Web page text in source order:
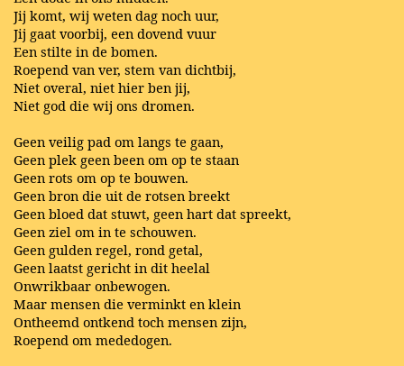
Jij komt, wij weten dag noch uur,
Jij gaat voorbij, een dovend vuur
Een stilte in de bomen.
Roepend van ver, stem van dichtbij,
Niet overal, niet hier ben jij,
Niet god die wij ons dromen.
Geen veilig pad om langs te gaan,
Geen plek geen been om op te staan
Geen rots om op te bouwen.
Geen bron die uit de rotsen breekt
Geen bloed dat stuwt, geen hart dat spreekt,
Geen ziel om in te schouwen.
Geen gulden regel, rond getal,
Geen laatst gericht in dit heelal
Onwrikbaar onbewogen.
Maar mensen die verminkt en klein
Ontheemd ontkend toch mensen zijn,
Roepend om mededogen.